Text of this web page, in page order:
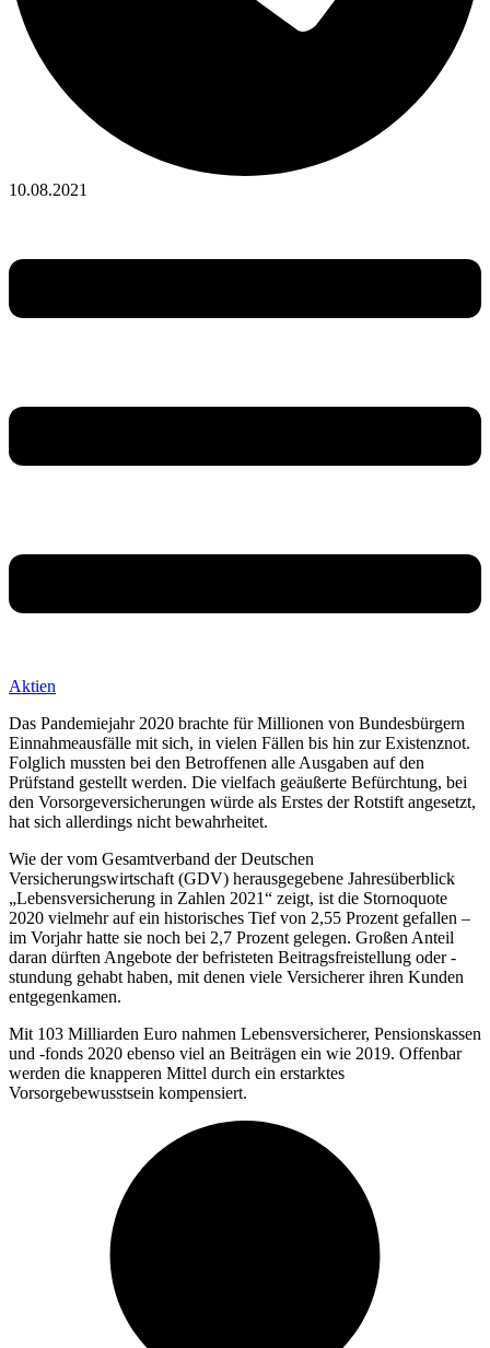
10.08.2021
Aktien
Das Pandemiejahr 2020 brachte für Millionen von Bundesbürgern
Einnahmeausfälle mit sich, in vielen Fällen bis hin zur Existenznot.
Folglich mussten bei den Betroffenen alle Ausgaben auf den
Prüfstand gestellt werden. Die vielfach geäußerte Befürchtung, bei
den Vorsorgeversicherungen würde als Erstes der Rotstift angesetzt,
hat sich allerdings nicht bewahrheitet.
Wie der vom Gesamtverband der Deutschen
Versicherungswirtschaft (GDV) herausgegebene Jahresüberblick
„Lebensversicherung in Zahlen 2021“ zeigt, ist die Stornoquote
2020 vielmehr auf ein historisches Tief von 2,55 Prozent gefallen –
im Vorjahr hatte sie noch bei 2,7 Prozent gelegen. Großen Anteil
daran dürften Angebote der befristeten Beitragsfreistellung oder -
stundung gehabt haben, mit denen viele Versicherer ihren Kunden
entgegenkamen.
Mit 103 Milliarden Euro nahmen Lebensversicherer, Pensionskassen
und -fonds 2020 ebenso viel an Beiträgen ein wie 2019. Offenbar
werden die knapperen Mittel durch ein erstarktes
Vorsorgebewusstsein kompensiert.